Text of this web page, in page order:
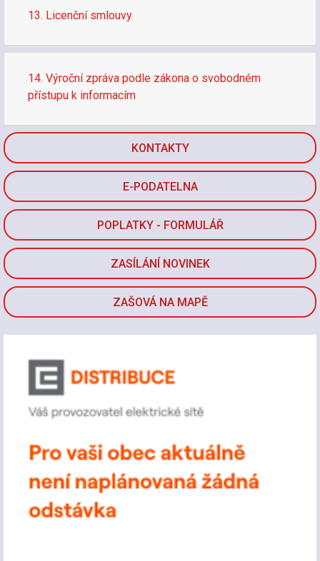
KONTAKTY
E-PODATELNA
POPLATKY - FORMULÁŘ
ZASÍLÁNÍ NOVINEK
ZAŠOVÁ NA MAPĚ
13. Licenční smlouvy
14. Výroční zpráva podle zákona o svobodném
přístupu k informacím